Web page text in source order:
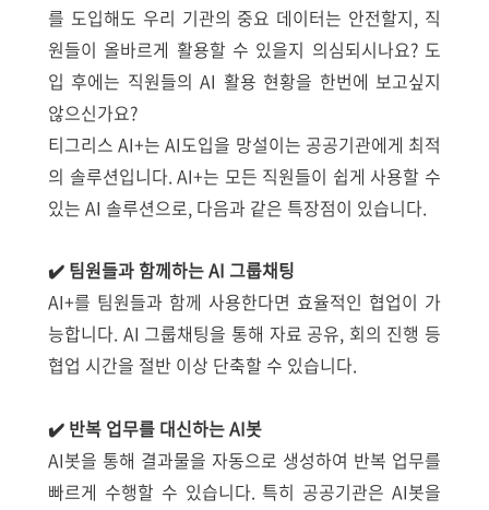
를 도입해도 우리 기관의 중요 데이터는 안전할지, 직
원들이 올바르게 활용할 수 있을지 의심되시나요? 도
입 후에는 직원들의 AI 활용 현황을 한번에 보고싶지
않으신가요?
티그리스 AI+는 AI도입을 망설이는 공공기관에게 최적
의 솔루션입니다. AI+는 모든 직원들이 쉽게 사용할 수
있는 AI 솔루션으로, 다음과 같은 특장점이 있습니다.
✔️ 팀원들과 함께하는 AI 그룹채팅
AI+를 팀원들과 함께 사용한다면 효율적인 협업이 가
능합니다. AI 그룹채팅을 통해 자료 공유, 회의 진행 등
협업 시간을 절반 이상 단축할 수 있습니다.
✔️ 반복 업무를 대신하는 AI봇
AI봇을 통해 결과물을 자동으로 생성하여 반복 업무를
빠르게 수행할 수 있습니다. 특히 공공기관은 AI봇을